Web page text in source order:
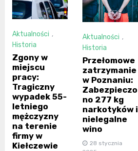
Aktualności ,
Historia
Zgony w
miejscu
pracy:
Tragiczny
wypadek 55-
letniego
mężczyzny
na terenie
firmy w
Kiełczewie
Aktualności ,
Historia
Przełomowe
zatrzymanie
w Poznaniu:
Zabezpieczo
no 277 kg
narkotyków i
nielegalne
wino
28 stycznia